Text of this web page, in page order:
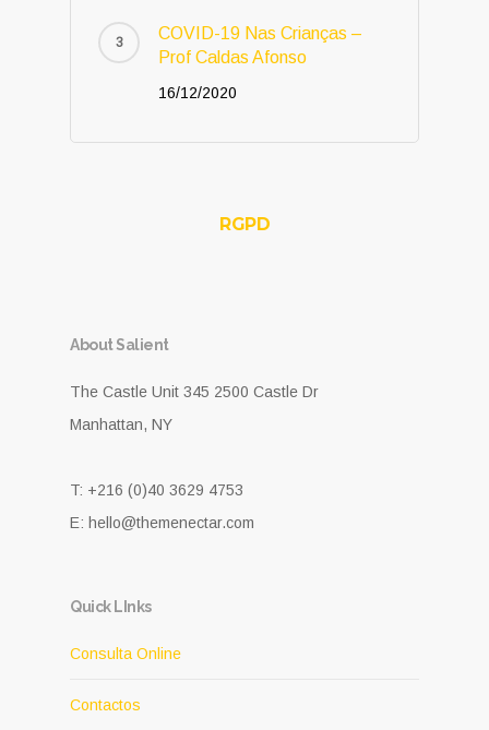
COVID-19 Nas Crianças –
Prof Caldas Afonso
16/12/2020
RGPD
About Salient
The Castle Unit 345 2500 Castle Dr
Manhattan, NY
T: +216 (0)40 3629 4753
E: hello@themenectar.com
Quick LInks
Consulta Online
Contactos